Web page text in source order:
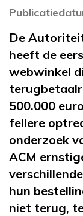
De
heeft de
webwinkel
500.000
fellere
onderzoek
ACM
hun
niet terug,